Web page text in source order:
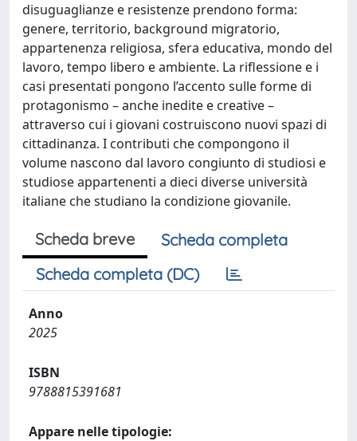
disuguaglianze e resistenze prendono forma:
genere, territorio, background migratorio,
appartenenza religiosa, sfera educativa, mondo del
lavoro, tempo libero e ambiente. La riflessione e i
casi presentati pongono l’accento sulle forme di
protagonismo – anche inedite e creative –
attraverso cui i giovani costruiscono nuovi spazi di
cittadinanza. I contributi che compongono il
volume nascono dal lavoro congiunto di studiosi e
studiose appartenenti a dieci diverse università
italiane che studiano la condizione giovanile.
Scheda breve
Scheda completa
Scheda completa (DC)
Anno
2025
ISBN
9788815391681
Appare nelle tipologie: